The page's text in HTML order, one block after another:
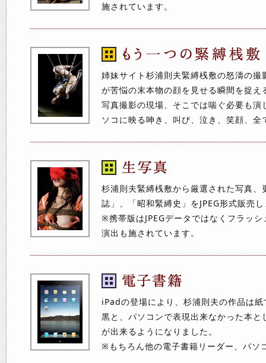
施されています。
姉妹サイト杉浦則夫緊縛桟敷の怒濤の
が苦悩の末本物の顔を見せる瞬間を捉え
写真撮影の現場、そこでは喘ぐ必要も
ソコに映る呻き、叫び、泣き、笑顔、全
杉浦則夫緊縛桟敷から厳選された写真
誌」、「昭和緊縛史」をJPEG形式販売
※携帯版はJPEGデータではなくフラッ
演出も施されています。
iPadの登場により、杉浦則夫の作品は
黒と、パソコンで表現出来なかった本
が出来るようになりました。
※もちろん他の電子書籍リーダー、パソ